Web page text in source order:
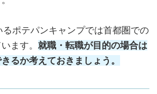
るポテパンキャンプでは首都圏での
ます。 就職・転職が目的の場合は
るか考えておきましょう。